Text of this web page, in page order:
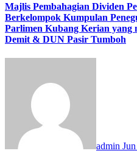
Majlis Pembahagian Dividen
Berkelompok Kumpulan
Parlimen Kubang Kerian yang
Demit & DUN Pasir Tumboh
admin